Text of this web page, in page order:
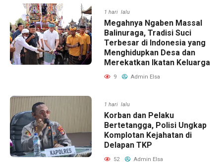
1 hari lalu
Megahnya Ngaben Massal
Balinuraga, Tradisi Suci
Terbesar di Indonesia yang
Menghidupkan Desa dan
Merekatkan Ikatan Keluarga
9 Admin Elsa
1 hari lalu
Korban dan Pelaku
Bertetangga, Polisi Ungkap
Komplotan Kejahatan di
Delapan TKP
52 Admin Elsa